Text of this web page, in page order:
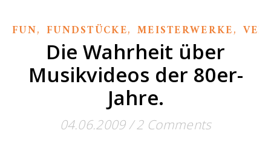
FUN, FUNDSTÜCKE, MEISTERWERKE,
Die Wahrheit über
Musikvideos der 80er-
Jahre.
04.06.2009/ 2 Comments